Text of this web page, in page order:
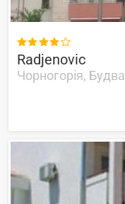

Radjenovic
Чорногорія, Будва